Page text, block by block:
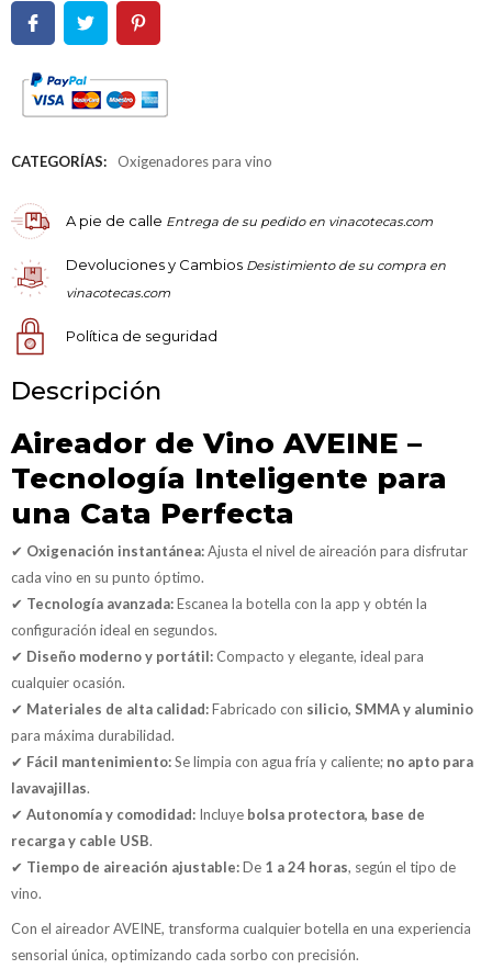
CATEGORÍAS: Oxigenadores para vino
A pie de calle Entrega de su pedido en vinacotecas.com
Devoluciones y Cambios Desistimiento de su compra en
vinacotecas.com
Política de seguridad
Descripción
Aireador de Vino AVEINE –
Tecnología Inteligente para
una Cata Perfecta
✔ Oxigenación instantánea:Ajusta el nivel de aireación para disfrutar
cada vino en su punto óptimo.
✔ Tecnología avanzada:Escanea la botella con la app y obtén la
configuración ideal en segundos.
✔ Diseño moderno y portátil:Compacto y elegante, ideal para
cualquier ocasión.
✔ Materiales de alta calidad:Fabricado con silicio, SMMA y aluminio
para máxima durabilidad.
✔ Fácil mantenimiento:Se limpia con agua fría y caliente; no apto para
lavavajillas.
✔ Autonomía y comodidad: Incluye bolsa protectora, base de
recarga y cable USB.
✔ Tiempo de aireación ajustable:De 1 a 24 horas, según el tipo de
vino.
Con el aireador AVEINE, transforma cualquier botella en una experiencia
sensorial única, optimizando cada sorbo con precisión.